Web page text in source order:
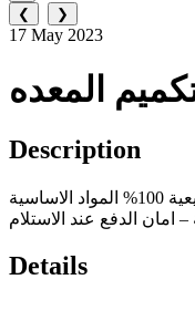
❮
❯
17 May 2023
المعده
Description
كبسولات امريكان دايت للتخسيس مميزات وفوائد كبسولات امريكان دايت للتخسيس 1.انقاص الوزن وسد الشهية 2.يعطيك الاحساس بالشبع وملئ البطن 3.يتكون من مكونات طبيعية 100% المواد الاساسية
Details